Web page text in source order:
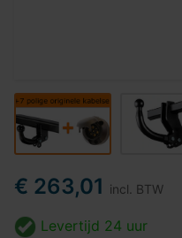
€ 263,01 incl. BTW
Levertijd 24 uur